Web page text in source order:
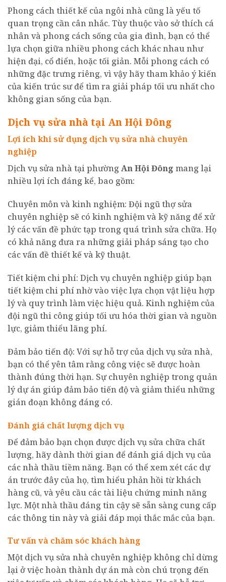
Phong cách thiết kế của ngôi nhà cũng là yếu tố
quan trọng cần cân nhắc. Tùy thuộc vào sở thích cá
nhân và phong cách sống của gia đình, bạn có thể
lựa chọn giữa nhiều phong cách khác nhau như
hiện đại, cổ điển, hoặc tối giản. Mỗi phong cách có
những đặc trưng riêng, vì vậy hãy tham khảo ý kiến
của kiến trúc sư để tìm ra giải pháp tối ưu nhất cho
không gian sống của bạn.
Dịch vụ sửa nhà tại An Hội Đông
Lợi ích khi sử dụng dịch vụ sửa nhà chuyên
nghiệp
Dịch vụ sửa nhà tại phườngAn Hội Đông mang lại
nhiều lợi ích đáng kể, bao gồm:
Chuyên môn và kinh nghiệm: Đội ngũ thợ sửa
chuyên nghiệp sẽ có kinh nghiệm và kỹ năng để xử
lý các vấn đề phức tạp trong quá trình sửa chữa. Họ
có khả năng đưa ra những giải pháp sáng tạo cho
các vấn đề thiết kế và kỹ thuật.
Tiết kiệm chi phí: Dịch vụ chuyên nghiệp giúp bạn
tiết kiệm chi phí nhờ vào việc lựa chọn vật liệu hợp
lý và quy trình làm việc hiệu quả. Kinh nghiệm của
đội ngũ thi công giúp tối ưu hóa thời gian và nguồn
lực, giảm thiểu lãng phí.
Đảm bảo tiến độ: Với sự hỗ trợ của dịch vụ sửa nhà,
bạn có thể yên tâm rằng công việc sẽ được hoàn
thành đúng thời hạn. Sự chuyên nghiệp trong quản
lý dự án giúp đảm bảo tiến độ và giảm thiểu những
gián đoạn không đáng có.
Đánh giá chất lượng dịch vụ
Để đảm bảo bạn chọn được dịch vụ sửa chữa chất
lượng, hãy dành thời gian để đánh giá dịch vụ của
các nhà thầu tiềm năng. Bạn có thể xem xét các dự
án trước đây của họ, tìm hiểu phản hồi từ khách
hàng cũ, và yêu cầu các tài liệu chứng minh năng
lực. Một nhà thầu đáng tin cậy sẽ sẵn sàng cung cấp
các thông tin này và giải đáp mọi thắc mắc của bạn.
Tư vấn và chăm sóc khách hàng
Một dịch vụ sửa nhà chuyên nghiệp không chỉ dừng
lại ở việc hoàn thành dự án mà còn chú trọng đến